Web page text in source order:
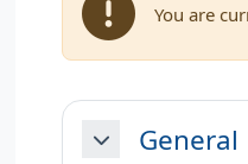
You are
Section
CollapseGeneral